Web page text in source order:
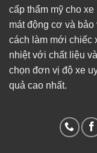
cấp thẩm mỹ cho
mát động cơ và
cách làm mới chiếc
nhiệt với chất liệu
chọn đơn vị độ xe
quả cao nhất.